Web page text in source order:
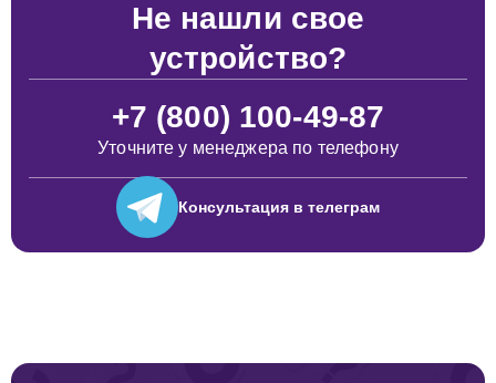
Не нашли свое
устройство?
+7 (800) 100-49-87
Уточните у менеджера по телефону
Консультация в телеграм